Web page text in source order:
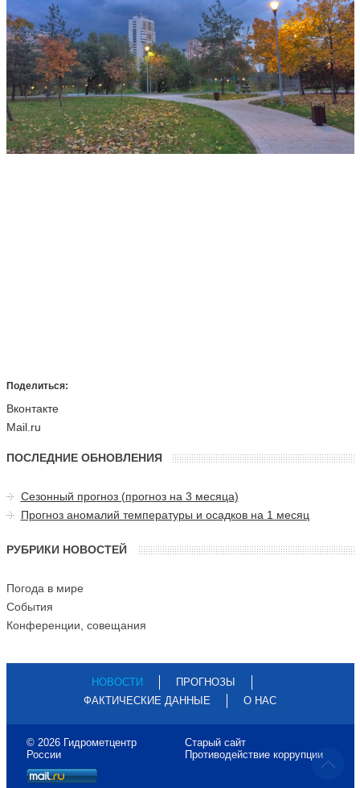
Поделиться:
Вконтакте
Mail.ru
ПОСЛЕДНИЕ ОБНОВЛЕНИЯ
Сезонный прогноз (прогноз на 3 месяца)
Прогноз аномалий температуры и осадков на 1 месяц
РУБРИКИ НОВОСТЕЙ
Погода в мире
События
Конференции, совещания
НОВОСТИ
ПРОГНОЗЫ
ФАКТИЧЕСКИЕ ДАННЫЕ
О НАС
© 2026 Гидрометцентр
России
Старый сайт
Противодействие коррупции